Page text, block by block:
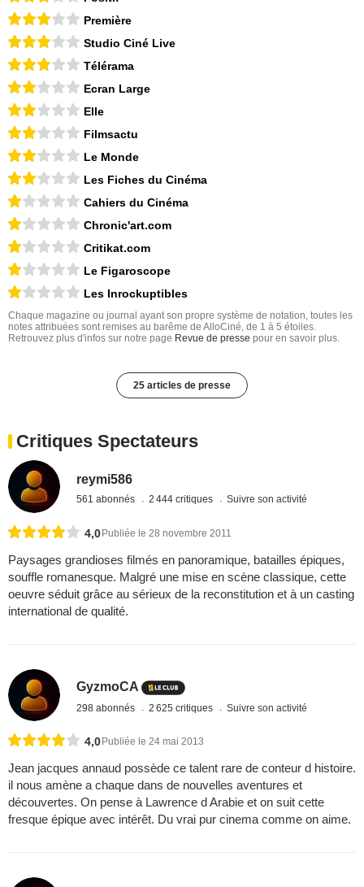
Première
Studio Ciné Live
Télérama
Ecran Large
Elle
Filmsactu
Le Monde
Les Fiches du Cinéma
Cahiers du Cinéma
Chronic'art.com
Critikat.com
Le Figaroscope
Les Inrockuptibles
Chaque magazine ou journal ayant son propre système de notation, toutes les
notes attribuées sont remises au barême de AlloCiné, de 1 à 5 étoiles.
Retrouvez plus d'infos sur notre page Revue de presse pour en savoir plus.
25 articles de presse
Critiques Spectateurs
reymi586
561 abonnés 2 444 critiques Suivre son activité
4,0Publiée le 28 novembre 2011
Paysages grandioses filmés en panoramique, batailles épiques,
souffle romanesque. Malgré une mise en scène classique, cette
oeuvre séduit grâce au sérieux de la reconstitution et à un casting
international de qualité.
GyzmoCA
298 abonnés 2 625 critiques Suivre son activité
4,0 Publiée le 24 mai 2013
Jean jacques annaud possède ce talent rare de conteur d histoire.
il nous amène a chaque dans de nouvelles aventures et
découvertes. On pense à Lawrence d Arabie et on suit cette
fresque épique avec intérêt. Du vrai pur cinema comme on aime.